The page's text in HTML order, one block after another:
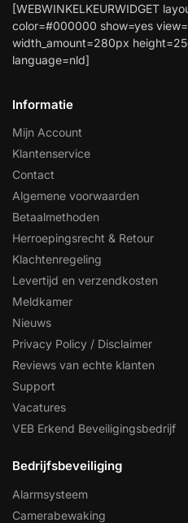
[WEBWINKELKEURWIDGET
color=#000000 show=yes
width_amount=280px
language=nld]
Informatie
Mijn Account
Klantenservice
Contact
Algemene voorwaarden
Betaalmethoden
Herroepingsrecht & Retour
Klachtenregeling
Levertijd en verzendkosten
Meldkamer
Nieuws
Privacy Policy / Disclaimer
Reviews van echte klanten
Support
Vacatures
VEB Erkend Beveiligingsbedrijf
Bedrijfsbeveiliging
Alarmsysteem
Camerabewaking